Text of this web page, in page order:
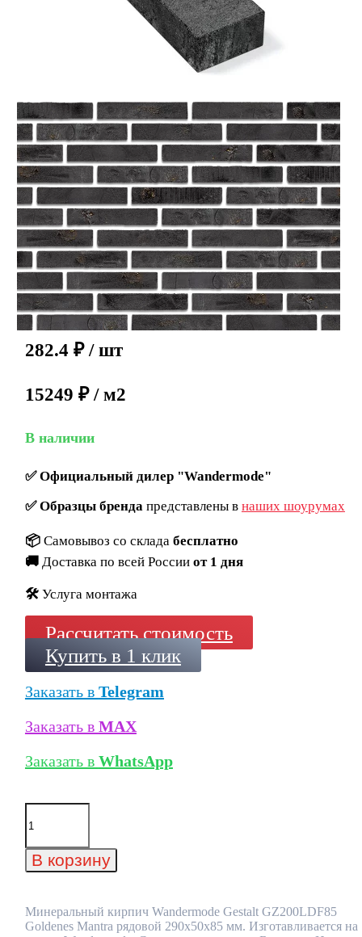
282.4 ₽ / шт
15249 ₽ / м2
В наличии
✅Официальный дилер "Wandermode"
✅Образцы брендапредставлены в наших шоурумах
📦 Самовывоз со склада бесплатно
🚚 Доставка по всей России от 1 дня
🛠️ Услуга монтажа
Рассчитать стоимость
Купить в 1 клик
Заказать в Telegram
Заказать в MAX
Заказать в WhatsApp
Количество
товара
кирпич
Wandermode
Goldenes
Mantra
В корзину
Минеральный кирпич Wandermode Gestalt GZ200LDF85
Goldenes Mantra рядовой 290x50x85 мм. Изготавливается на